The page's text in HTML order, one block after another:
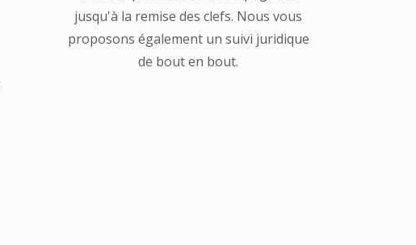
jusqu'à la remise des clefs. Nous vous
proposons également un suivi juridique
de bout en bout.